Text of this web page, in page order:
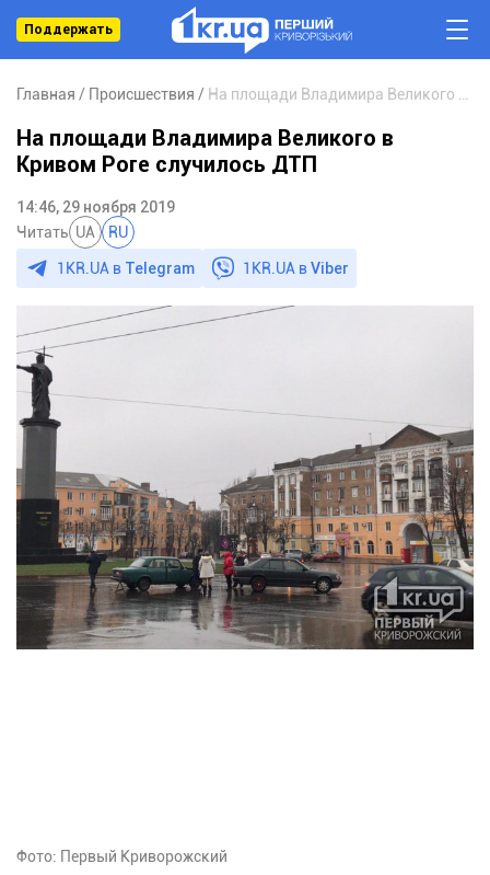
Поддержать
Главная Происшествия
На площади Владимира Великого в
Кривом Роге случилось ДТП
14:46, 29 ноября 2019
Читать UA RU
1KR.UA в Telegram 1KR.UA вViber
Фото: Первый Криворожский